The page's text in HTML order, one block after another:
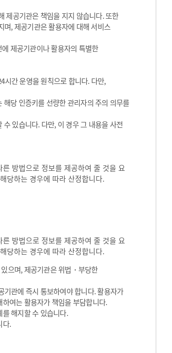
제공기관은 책임을 지지 않습니다. 또한
며, 제공기관은 활용자에 대해 서비스
제공기관이나 활용자의 특별한
시간 운영을 원칙으로 합니다. 다만,
당 인증키를 선량한 관리자의 주의 의무를
있습니다. 다만, 이 경우 그 내용을 사전
방법으로 정보를 제공하여 줄 것을 요
당하는 경우에 따라 산정합니다.
방법으로 정보를 제공하여 줄 것을 요
당하는 경우에 따라 산정합니다.
으며, 제공기관은 위법・부당한
기관에 즉시 통보하여야 합니다. 활용자가
여는 활용자가 책임을 부담합니다.
해지할 수 있습니다.
다.